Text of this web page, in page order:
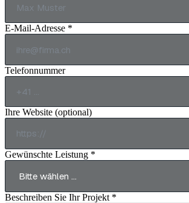
E-Mail-Adresse *
Telefonnummer
Ihre Website (optional)
Gewünschte Leistung *
Beschreiben Sie Ihr Projekt *